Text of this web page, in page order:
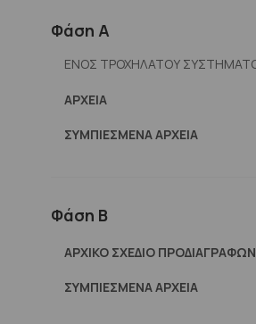
Φάση Α
ΕΝΟΣ ΤΡΟΧΗΛΑΤΟΥ ΣΥΣΤΗΜΑΤΟΣ
ΑΡΧΕΊΑ
ΣΥΜΠΙΕΣΜΈΝΑ ΑΡΧΕΊΑ
Φάση Β
ΑΡΧΙΚΟ ΣΧΕΔΙΟ
ΣΥΜΠΙΕΣΜΈΝΑ ΑΡΧΕΊΑ